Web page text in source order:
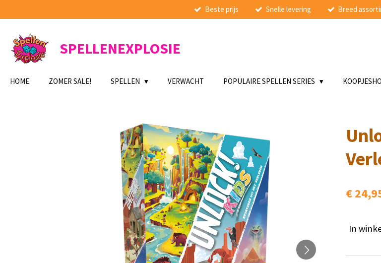
direct
hoofdinhoud
Beste prijs Snelle levering Breed
SPELLENEXPLOSIE
HOME ZOMER SALE! SPELLEN VERWACHT POPULAIRE SPELLEN SERIES
€
In